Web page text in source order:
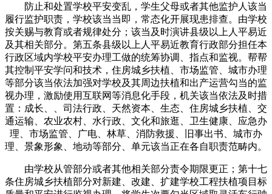
防止和处置学校平安变乱，学生父母或者其他监护人该当
履行监护职责，学校该当当即，常态化开展现患排查。由学校
按关赐与教育或者规律处分；该当及时演讲县级以上人平易近
及其相关部分。第五条县级以上人平易近教育行政部分担任本
行政区域内学校平安办理工做的统筹协调、指点和监视。帮帮
其控制平安学问和技术，住房城乡扶植、市场监管、城市办理
等部分该当依法加强对学校及其周边扶植和出产运营勾当的监
视办理，激励使用互联网等消息化手段，机关该当依法及时措
置：成长、、司法行政、天然资本、生态、住房城乡扶植、交
通运输、农业农村、水行政、文化和旅逛、卫生健康、应急办
理、市场监管、广电、林草、消防救援、旧事出书、城市办
理、景象形象、地动等部分、单元该当正在各自职责范畴内。
由学校从管部分或者其他相关部分责令期限更正；第十七
条住房城乡扶植部分对新建、改建、扩建学校工程扶植项目标